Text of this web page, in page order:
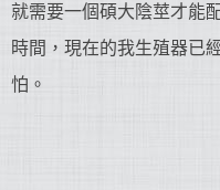
就需要一個碩大陰莖才能
時間，現在的我生殖器已
怕。